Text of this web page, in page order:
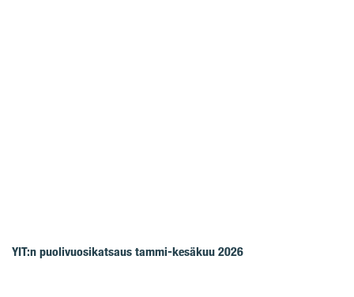
YIT:n puolivuosikatsaus tammi-kesäkuu 2026